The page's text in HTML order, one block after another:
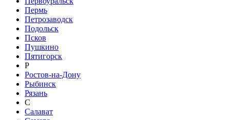
Пермь
Петрозаводск
Подольск
Псков
Пушкино
Пятигорск
Р
Ростов-на-Дону
Рыбинск
Рязань
С
Салават